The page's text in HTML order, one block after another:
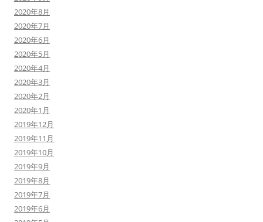
2020年8月
2020年7月
2020年6月
2020年5月
2020年4月
2020年3月
2020年2月
2020年1月
2019年12月
2019年11月
2019年10月
2019年9月
2019年8月
2019年7月
2019年6月